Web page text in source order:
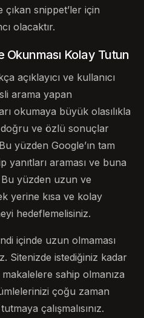
snippet’ler için
olacaktır.
Okunması Kolay Tutun
açıklayıcı ve kullanıcı
arama yapan
okumaya büyük olasılıkla
ve özlü sonuçlar
yüzden Google’ın tam
araması ve buna
Bu yüzden uzun ve
yerine kısa ve kolay
hedeflemelisiniz.
içinde uzun olmaması
Sitenizde istediğiniz kadar
sahip olmanıza
çoğu zaman
çalışmalısınız.